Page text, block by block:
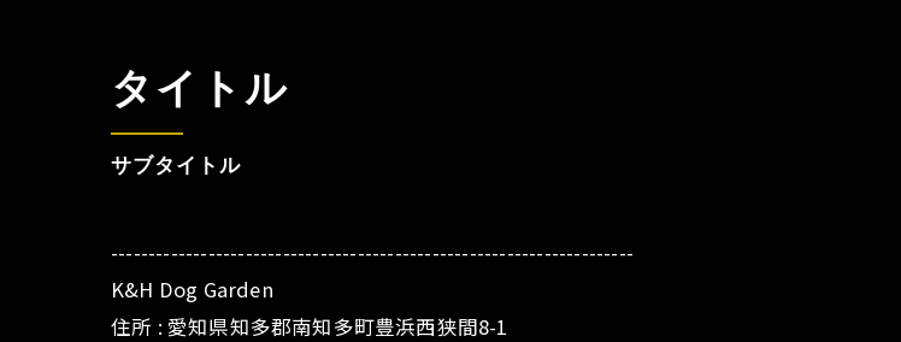
タイトル
サブタイトル
----------------------------------------------------------------------
K&H Dog Garden
住所 : 愛知県知多郡南知多町豊浜西狭間8-1